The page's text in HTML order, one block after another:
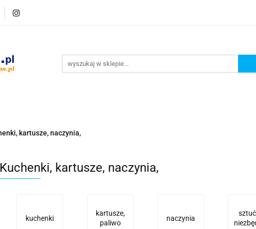
NURKOWANIE
Bestsellery
kartusze, naczynia,
Kuchenki, kartusze, naczynia,
kuchenki
kartusze,
paliwo
naczynia